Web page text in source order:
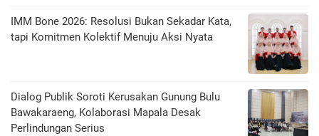
IMM Bone 2026: Resolusi Bukan Sekadar Kata,
tapi Komitmen Kolektif Menuju Aksi Nyata
Dialog Publik Soroti Kerusakan Gunung Bulu
Bawakaraeng, Kolaborasi Mapala Desak
Perlindungan Serius